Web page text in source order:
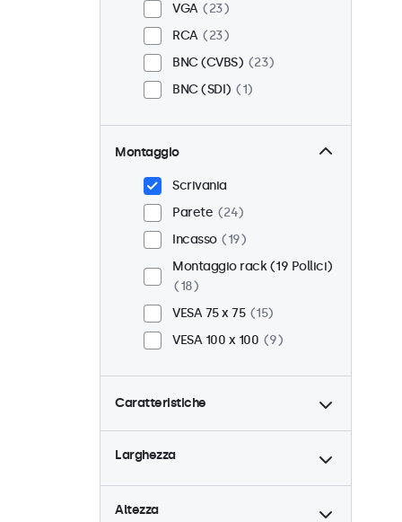
VGA
23
RCA
23
BNC (CVBS)
23
BNC (SDI)
1
Montaggio
Scrivania
Parete
24
Incasso
19
Montaggio rack (19 Pollici)
18
VESA 75 x 75
15
VESA 100 x 100
9
Caratteristiche
4:3 / 5:4
6
9-36 Volt
Dimmerabile
24
Lettore multimediale USB
Larghezza
Altezza